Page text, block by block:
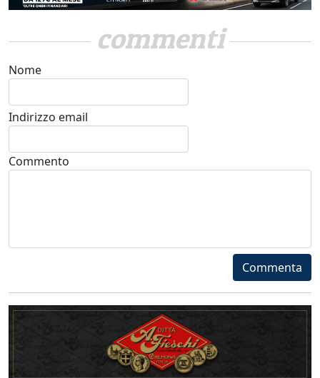
commenti
Nome
Indirizzo email
Commento
Commenta